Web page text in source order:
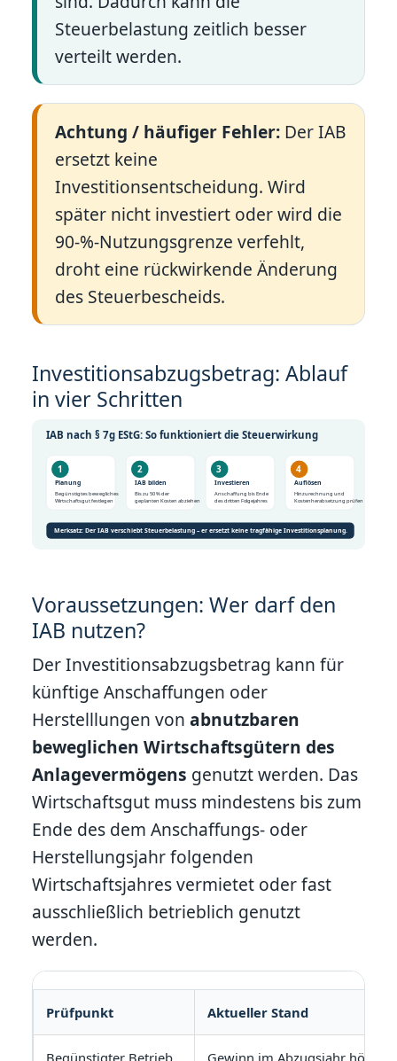
Steuerbelastung zeitlich besser
verteilt werden.
Achtung / häufiger Fehler: Der IAB
ersetzt keine
Investitionsentscheidung. Wird
später nicht investiert oder wird die
90-%-Nutzungsgrenze verfehlt,
droht eine rückwirkende Änderung
des Steuerbescheids.
Investitionsabzugsbetrag: Ablauf
in vier Schritten
IAB nach § 7g EStG: So funktioniert die Steuerwirkung
1
Planung
Begünstigtes bewegliches
Wirtschaftsgut festlegen
2
IAB bilden
Bis zu 50 % der
geplanten Kosten abziehen
3
Investieren
Anschaffung bis Ende
des dritten Folgejahres
4
Auflösen
Hinzurechnung und
Kostenherabsetzung prüfen
Merksatz: Der IAB verschiebt Steuerbelastung – er ersetzt keine tragfähige Investitionsplanung.
Voraussetzungen: Wer darf den
IAB nutzen?
Der Investitionsabzugsbetrag kann für
künftige Anschaffungen oder
Herstelllungen von abnutzbaren
beweglichen Wirtschaftsgütern des
Anlagevermögens genutzt werden. Das
Wirtschaftsgut muss mindestens bis zum
Ende des dem Anschaffungs- oder
Herstellungsjahr folgenden
Wirtschaftsjahres vermietet oder fast
ausschließlich betrieblich genutzt
werden.
Prüfpunkt Aktueller Stand